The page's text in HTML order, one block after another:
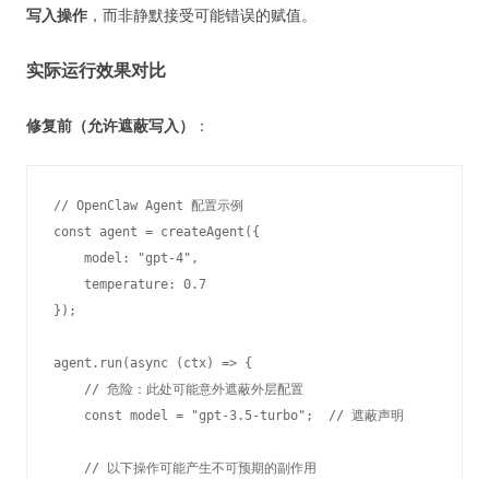
写入操作 ，而非静默接受可能错误的赋值。
实际运行效果对比
修复前（允许遮蔽写入） ：
// OpenClaw Agent 配置示例
const agent = createAgent({
    model: "gpt-4",
    temperature: 0.7
});
agent.run(async (ctx) => {
    // 危险：此处可能意外遮蔽外层配置
    const model = "gpt-3.5-turbo";  // 遮蔽声明
    // 以下操作可能产生不可预期的副作用